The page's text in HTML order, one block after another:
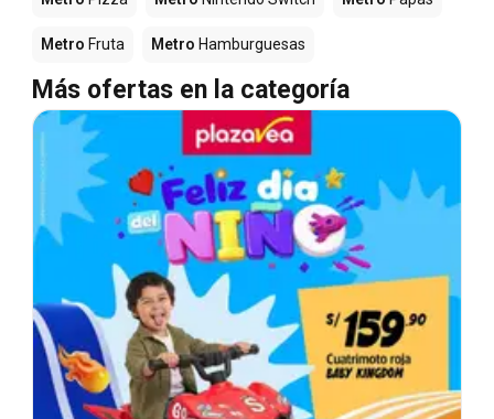
Metro Fruta Metro Hamburguesas
Más ofertas en la categoría